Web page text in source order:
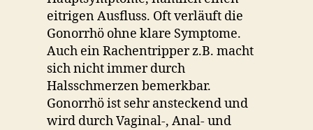
eitrigen Ausfluss. Oft verläuft die
Gonorrhö ohne klare Symptome.
Auch ein Rachentripper z.B. macht
sich nicht immer durch
Halsschmerzen bemerkbar.
Gonorrhö ist sehr ansteckend und
wird durch Vaginal-, Anal- und